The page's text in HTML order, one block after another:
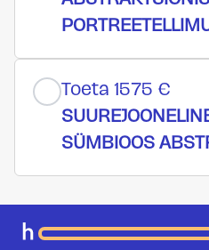
Toeta 1575 €
SÜMBIOOS